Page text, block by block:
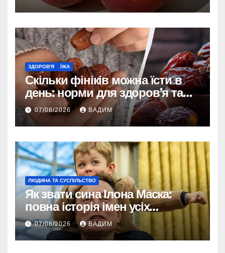
ЗДОРОВ'Я ЇЖА
Скільки фініків можна їсти в
день: норми для здоров’я та
енергії
07/08/2026 ВАДИМ
ЛЮДИНА ТА СУСПІЛЬСТВО
Як звати сина Ілона Маска:
повна історія імен усіх
хлопчиків мільярдера
07/08/2026 ВАДИМ